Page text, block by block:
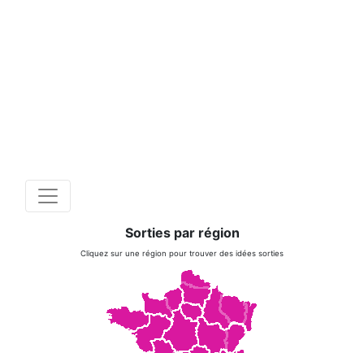
Sorties par région
Cliquez sur une région pour trouver des idées sorties